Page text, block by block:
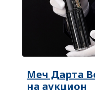
Меч Дарта
на аукцион